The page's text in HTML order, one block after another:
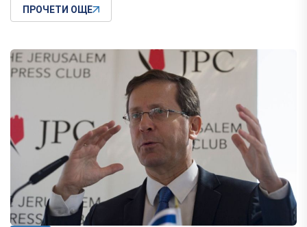
ПРОЧЕТИ ОЩЕ